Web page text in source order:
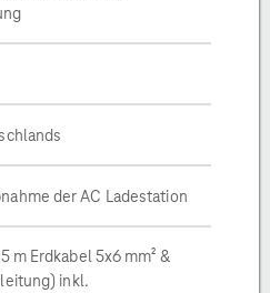
der AC Ladestation
m Erdkabel 5x6 mm² &
inkl.